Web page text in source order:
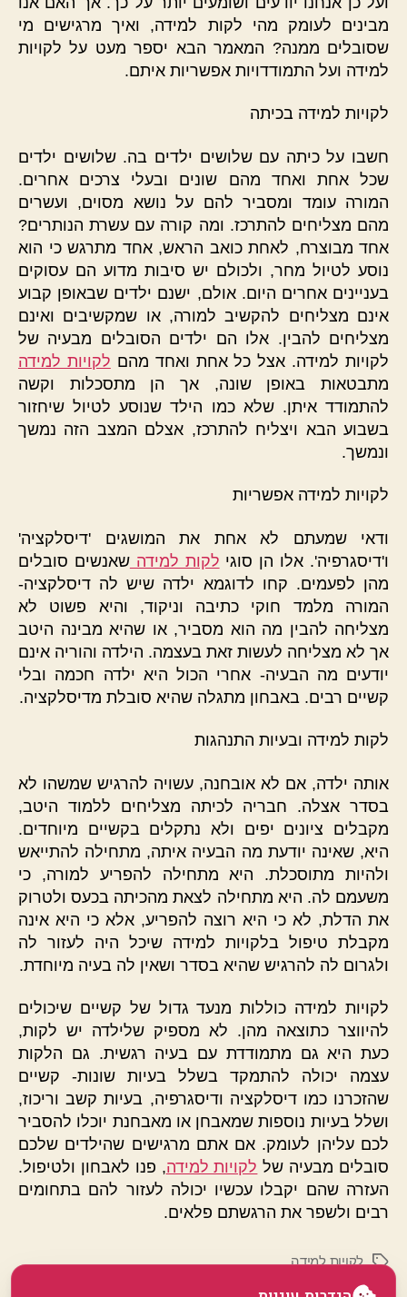
מבינים לעומק מהי לקות למידה, ואיך מרגישים מי
שסובלים ממנה? המאמר הבא יספר מעט על לקויות
למידה ועל התמודדויות אפשריות איתם.
לקויות למידה בכיתה
חשבו על כיתה עם שלושים ילדים בה. שלושים ילדים
שכל אחת ואחד מהם שונים ובעלי צרכים אחרים.
המורה עומד ומסביר להם על נושא מסוים, ועשרים
מהם מצליחים להתרכז. ומה קורה עם עשרת הנותרים?
אחד מבוצרח, לאחת כואב הראש, אחד מתרגש כי הוא
נוסע לטיול מחר, ולכולם יש סיבות מדוע הם עסוקים
בעניינים אחרים היום. אולם, ישנם ילדים שבאופן קבוע
אינם מצליחים להקשיב למורה, או שמקשיבים ואינם
מצליחים להבין. אלו הם ילדים הסובלים מבעיה של
לקויות למידה. אצל כל אחת ואחד מהם לקויות למידה
מתבטאות באופן שונה, אך הן מתסכלות וקשה
להתמודד איתן. שלא כמו הילד שנוסע לטיול שיחזור
בשבוע הבא ויצליח להתרכז, אצלם המצב הזה נמשך
ונמשך.
לקויות למידה אפשריות
ודאי שמעתם לא אחת את המושגים 'דיסלקציה'
ו'דיסגרפיה'. אלו הן סוגי לקות למידהשאנשים סובלים
מהן לפעמים. קחו לדוגמא ילדה שיש לה דיסלקציה-
המורה מלמד חוקי כתיבה וניקוד, והיא פשוט לא
מצליחה להבין מה הוא מסביר, או שהיא מבינה היטב
אך לא מצליחה לעשות זאת בעצמה. הילדה והוריה אינם
יודעים מה הבעיה- אחרי הכול היא ילדה חכמה ובלי
קשיים רבים. באבחון מתגלה שהיא סובלת מדיסלקציה.
לקות למידה ובעיות התנהגות
אותה ילדה, אם לא אובחנה, עשויה להרגיש שמשהו לא
בסדר אצלה. חבריה לכיתה מצליחים ללמוד היטב,
מקבלים ציונים יפים ולא נתקלים בקשיים מיוחדים.
היא, שאינה יודעת מה הבעיה איתה, מתחילה להתייאש
ולהיות מתוסכלת. היא מתחילה להפריע למורה, כי
משעמם לה. היא מתחילה לצאת מהכיתה בכעס ולטרוק
את הדלת, לא כי היא רוצה להפריע, אלא כי היא אינה
מקבלת טיפול בלקויות למידה שיכל היה לעזור לה
ולגרום לה להרגיש שהיא בסדר ושאין לה בעיה מיוחדת.
לקויות למידה כוללות מנעד גדול של קשיים שיכולים
להיווצר כתוצאה מהן. לא מספיק שלילדה יש לקות,
כעת היא גם מתמודדת עם בעיה רגשית. גם הלקות
עצמה יכולה להתמקד בשלל בעיות שונות- קשיים
שהזכרנו כמו דיסלקציה ודיסגרפיה, בעיות קשב וריכוז,
ושלל בעיות נוספות שמאבחן או מאבחנת יוכלו להסביר
לכם עליהן לעומק. אם אתם מרגישים שהילדים שלכם
סובלים מבעיה של לקויות למידה, פנו לאבחון ולטיפול.
העזרה שהם יקבלו עכשיו יכולה לעזור להם בתחומים
רבים ולשפר את הרגשתם פלאים.
תגיותלקויות למידה